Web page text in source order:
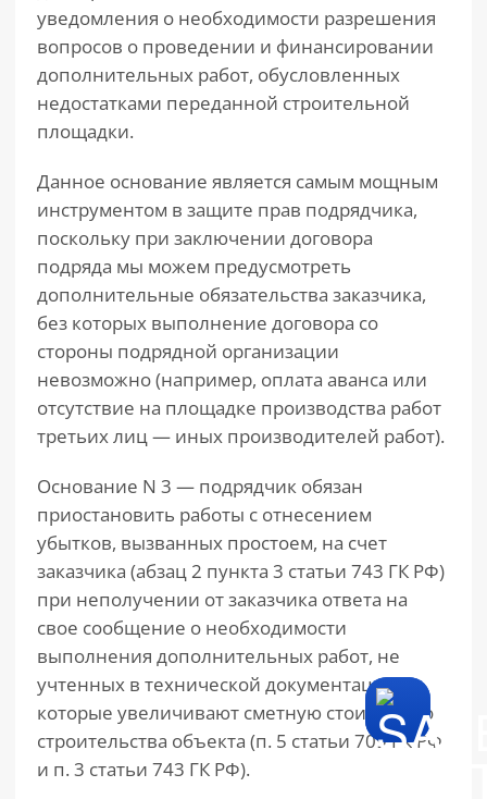
уведомления о необходимости разрешения
вопросов о проведении и финансировании
дополнительных работ, обусловленных
недостатками переданной строительной
площадки.
Данное основание является самым мощным
инструментом в защите прав подрядчика,
поскольку при заключении договора
подряда мы можем предусмотреть
дополнительные обязательства заказчика,
без которых выполнение договора со
стороны подрядной организации
невозможно (например, оплата аванса или
отсутствие на площадке производства работ
третьих лиц — иных производителей работ).
Основание N 3 — подрядчик обязан
приостановить работы с отнесением
убытков, вызванных простоем, на счет
заказчика (абзац 2 пункта 3 статьи 743 ГК РФ)
при неполучении от заказчика ответа на
свое сообщение о необходимости
выполнения дополнительных работ, не
учтенных в технической документации,
которые увеличивают сметную стоимость о
строительства объекта (п. 5 статьи 709 ГК РФ
и п. 3 статьи 743 ГК РФ).